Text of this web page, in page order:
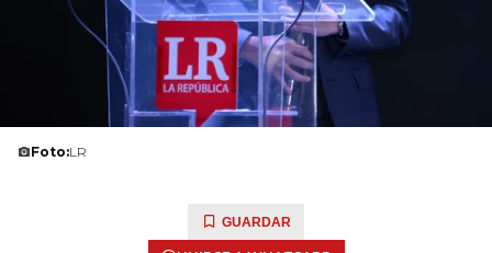
Foto:LR
GUARDAR